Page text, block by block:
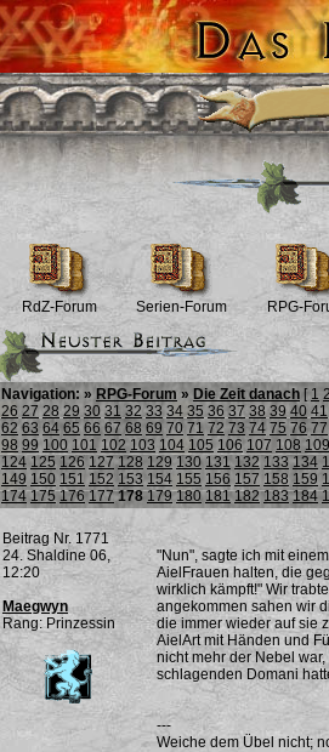
RdZ-Forum Serien-Forum RPG-
Navigation: » RPG-Forum » Die Zeit danach [1
26 27 28 29 30 31 32 33 34 35 36 37 38 39 40 41
62 63 64 65 66 67 68 69 70 71 72 73 74 75 76 77
98 99 100 101 102 103 104 105 106 107 108 109
124 125 126 127 128 129 130 131 132 133 134
149 150 151 152 153 154 155 156 157 158 159
174 175 176 177 178 179 180 181 182 183 184
Beitrag Nr. 1771
24. Shaldine 06,
12:20
Maegwyn
Rang: Prinzessin
"Nun", sagte ich mit
AielFrauen halten, die
wirklich kämpft!" Wir
angekommen sahen wir
die immer wieder auf sie
AielArt mit Händen und
nicht mehr der Nebel
schlagenden Domani
---
Weiche dem Übel nicht;